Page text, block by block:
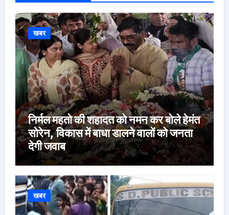
खबर
निर्मल महतो की शहादत को नमन कर बोले हेमंत
सोरेन, विकास में बाधा डालने वालों को जनता
देगी जवाब
खबर